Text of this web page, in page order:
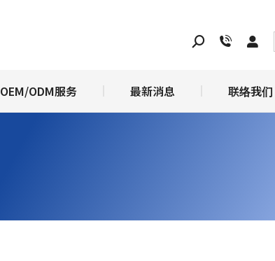
OEM/ODM服务 最新消息 联络我们